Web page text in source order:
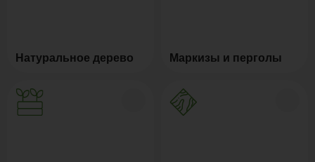
Натуральное дерево Маркизы и перголы